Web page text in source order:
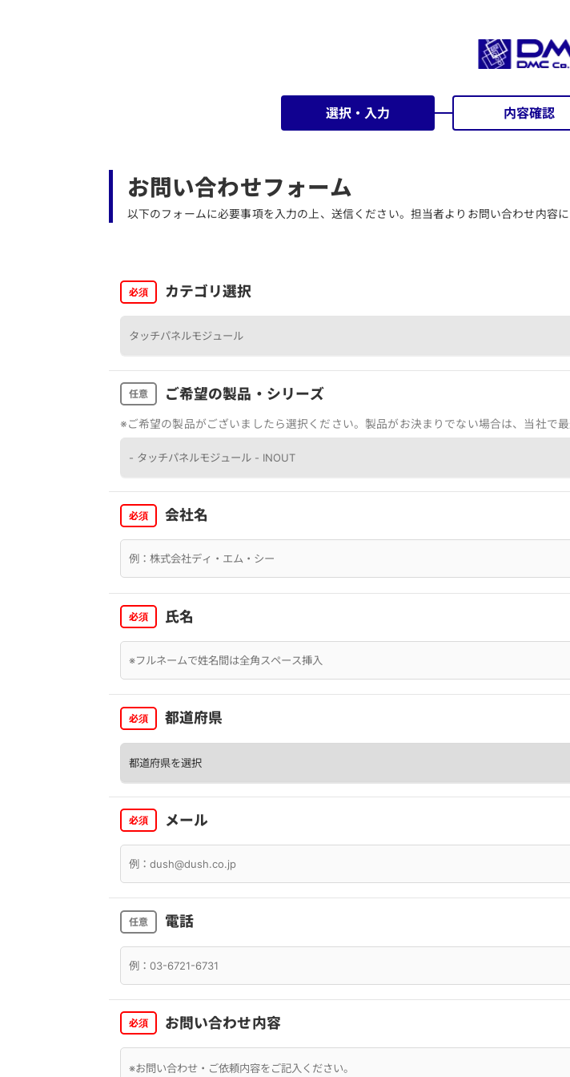
選択・入力 内容確認
お問い合わせフォーム
以下のフォームに必要事項を入力の上、送信ください。担当者よりお問い合わせ内容
必須 カテゴリ選択
任意 ご希望の製品・シリーズ
※ご希望の製品がございましたら選択ください。製品がお決まりでない場合は、当社で最
必須 会社名
必須 氏名
必須 都道府県
必須 メール
任意 電話
必須 お問い合わせ内容